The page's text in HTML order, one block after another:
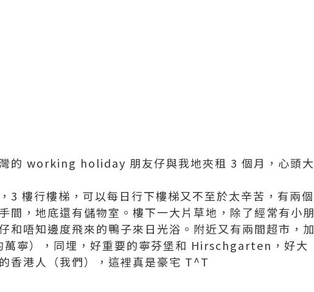
的 working holiday 朋友仔與我地夾租 3 個月，心頭大
3 樓行樓梯，可以每日行下樓梯又不至於太辛苦，有兩個
間，地底還有儲物室。樓下一大片草地，除了經常有小朋
和唔知邊度飛來的鴨子來日光浴。附近又有兩間超市，加
萬寧），同埋，好重要的寧芬堡和 Hirschgarten，好大
香港人（我們），這裡真是豪宅 T^T